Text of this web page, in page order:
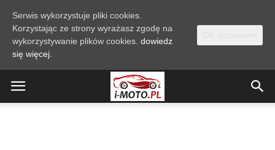
Serwis wykorzystuje pliki cookies.
Korzystając ze strony wyrażasz zgodę na
wykorzystywanie plików cookies. dowiedz
się więcej.